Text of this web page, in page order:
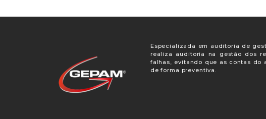
Especializada em auditoria de
realiza auditoria na gestão dos
falhas, evitando que as contas do
de forma preventiva.